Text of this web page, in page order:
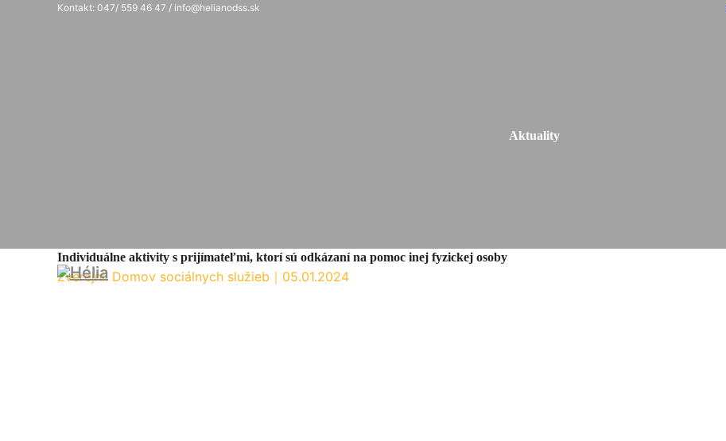
Kontakt: 047/ 559 46 47 / info@helianodss.sk
Aktuality
Individuálne aktivity s prijímateľmi, ktorí sú odkázaní na pomoc inej fyzickej osoby
Zverejnil Domov sociálnych služieb ｜ 05.01.2024